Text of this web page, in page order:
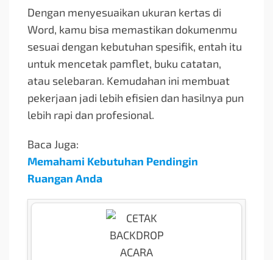
Dengan menyesuaikan ukuran kertas di
Word, kamu bisa memastikan dokumenmu
sesuai dengan kebutuhan spesifik, entah itu
untuk mencetak pamflet, buku catatan,
atau selebaran. Kemudahan ini membuat
pekerjaan jadi lebih efisien dan hasilnya pun
lebih rapi dan profesional.
Baca Juga:
Memahami Kebutuhan Pendingin
Ruangan Anda